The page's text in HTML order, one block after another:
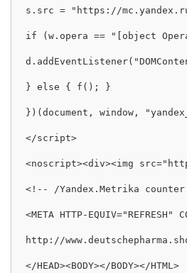
s.src = "https://
if (w.opera == "[object
} else { f(); }
})(document, window,
</script>
<noscript><div><img
<!-- /Yandex.Metrika
<META HTTP-EQUIV="REFRESH"
http://
</HEAD><BODY></BODY></HTML>